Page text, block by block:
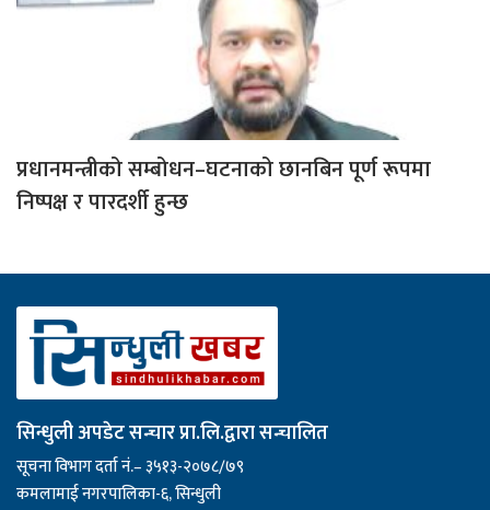
प्रधानमन्त्रीको सम्बोधन–घटनाको छानबिन पूर्ण रूपमा
निष्पक्ष र पारदर्शी हुन्छ
सिन्धुली अपडेट सन्चार प्रा.लि.द्वारा सन्चालित
सूचना विभाग दर्ता नं.– ३५१३-२०७८/७९
कमलामाई नगरपालिका-६, सिन्धुली